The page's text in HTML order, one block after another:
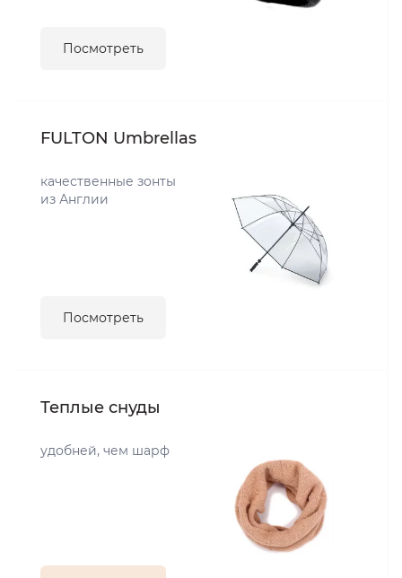
Посмотреть
FULTON Umbrellas
качественные зонты
из Англии
Посмотреть
Теплые снуды
удобней, чем шарф